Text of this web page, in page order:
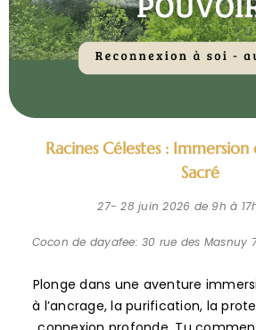
Racines Célestes : Immersion
Sacré
27- 28 juin 2026 de 9h à 17h
Cocon de dayafee: 30 rue des Masnuy
Plonge dans une aventure
à l’ancrage, la purification, la
connexion profonde. Tu
poser ton intention, clé de